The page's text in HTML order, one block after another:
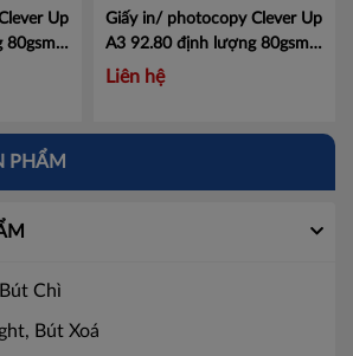
PHẨM
Chì
Bút Xoá
Up
80gsm
Giấy in/ photocopy Clever Up
A3 92.80 định lượng 80gsm
500 tờ/ ram
Liên hệ